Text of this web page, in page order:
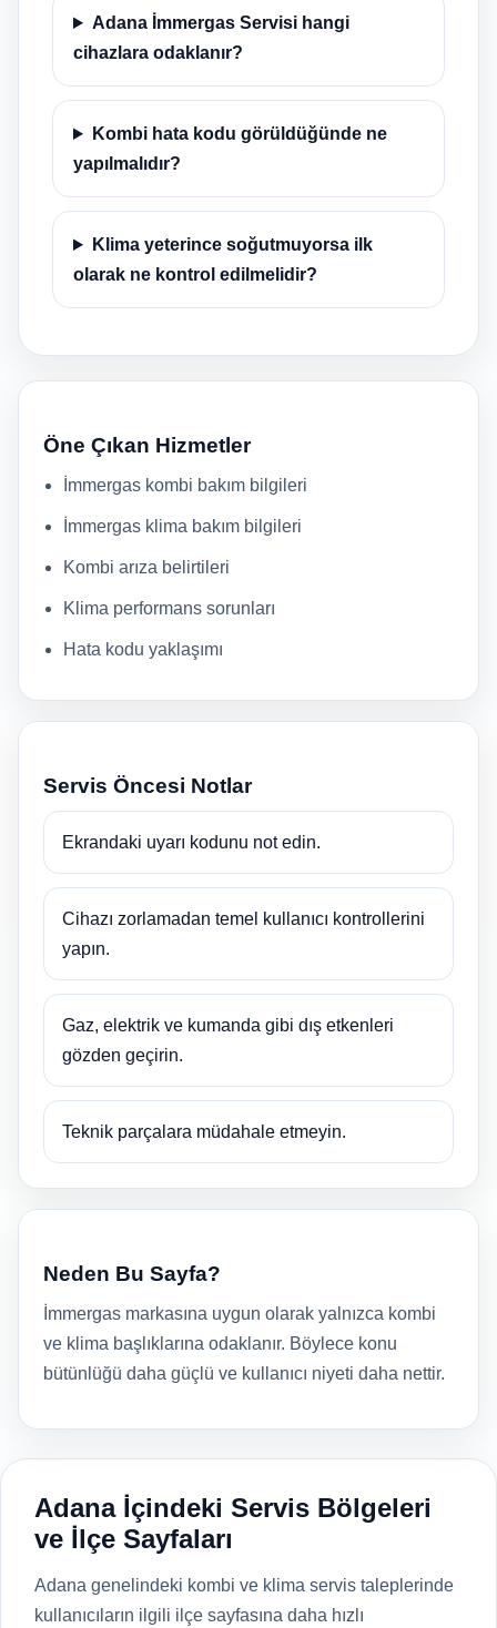
Adana İmmergas Servisi hangi
cihazlara odaklanır?
Kombi hata kodu görüldüğünde ne
yapılmalıdır?
Klima yeterince soğutmuyorsa ilk
olarak ne kontrol edilmelidir?
Öne Çıkan Hizmetler
İmmergas kombi bakım bilgileri
İmmergas klima bakım bilgileri
Kombi arıza belirtileri
Klima performans sorunları
Hata kodu yaklaşımı
Servis Öncesi Notlar
Ekrandaki uyarı kodunu not edin.
Cihazı zorlamadan temel kullanıcı kontrollerini
yapın.
Gaz, elektrik ve kumanda gibi dış etkenleri
gözden geçirin.
Teknik parçalara müdahale etmeyin.
Neden Bu Sayfa?
İmmergas markasına uygun olarak yalnızca kombi
ve klima başlıklarına odaklanır. Böylece konu
bütünlüğü daha güçlü ve kullanıcı niyeti daha nettir.
Adana İçindeki Servis Bölgeleri
ve İlçe Sayfaları
Adana genelindeki kombi ve klima servis taleplerinde
kullanıcıların ilgili ilçe sayfasına daha hızlı